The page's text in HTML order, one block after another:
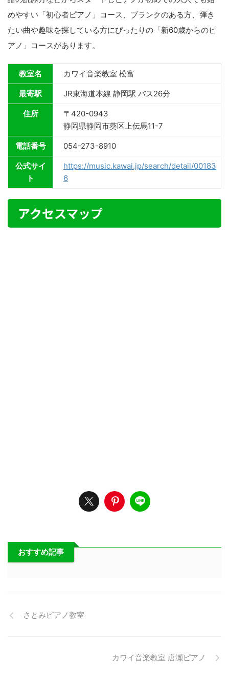
めやすい「初心者ピアノ」コース、ブランクのある方、弾き
たい曲や趣味を探している方にぴったりの「新60歳からのピ
アノ」コースがあります。
教室名 カワイ音楽教室 松富
最寄駅 JR東海道本線 静岡駅 バス26分
住所
〒420-0943
静岡県静岡市葵区上伝馬11-7
電話番号 054-273-8910
公式サイ
ト
https://music.kawai.jp/search/detail/00183
6
アクセスマップ
おすすめ記事
さとみピアノ教室
カワイ音楽教室 唐瀬ピアノ